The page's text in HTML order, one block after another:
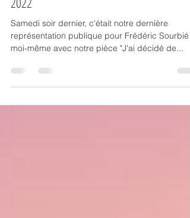
"J'ai décidé de tout plaquer !" 03 décembre
2022
Samedi soir dernier, c'était notre dernière
moi-même avec notre pièce "J'ai décidé de...